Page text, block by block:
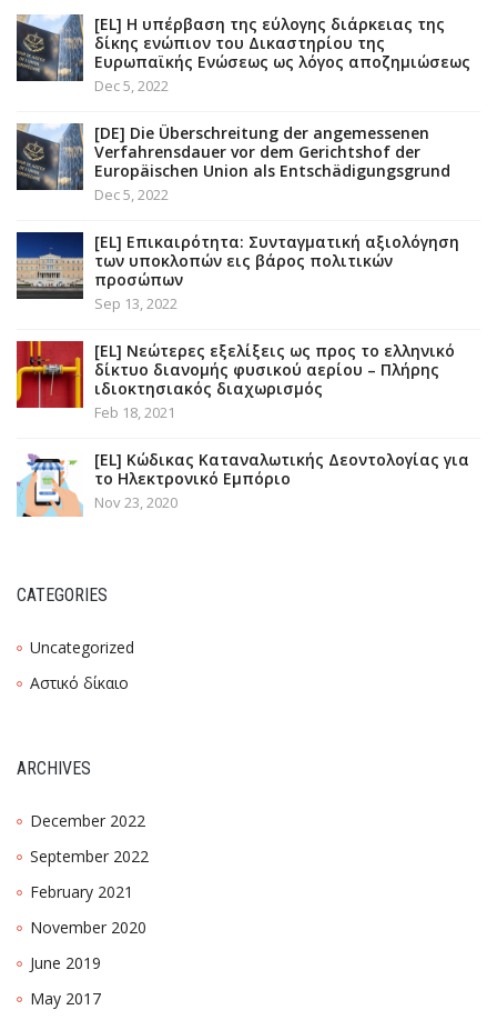
Grèce
[EL] Η υπέρβαση της εύλογης διάρκειας της
δίκης ενώπιον του Δικαστηρίου της
Ευρωπαϊκής Ενώσεως ως λόγος αποζημιώσεως
Dec 5, 2022
[DE] Die Überschreitung der angemessenen
Verfahrensdauer vor dem Gerichtshof der
Europäischen Union als Entschädigungsgrund
Dec 5, 2022
[EL] Επικαιρότητα: Συνταγματική αξιολόγηση
των υποκλοπών εις βάρος πολιτικών
προσώπων
Sep 13, 2022
[EL] Νεώτερες εξελίξεις ως προς το ελληνικό
δίκτυο διανομής φυσικού αερίου – Πλήρης
ιδιοκτησιακός διαχωρισμός
Feb 18, 2021
[EL] Κώδικας Καταναλωτικής Δεοντολογίας για
το Ηλεκτρονικό Εμπόριο
Nov 23, 2020
CATEGORIES
Uncategorized
Αστικό δίκαιο
ARCHIVES
December 2022
September 2022
February 2021
November 2020
June 2019
May 2017